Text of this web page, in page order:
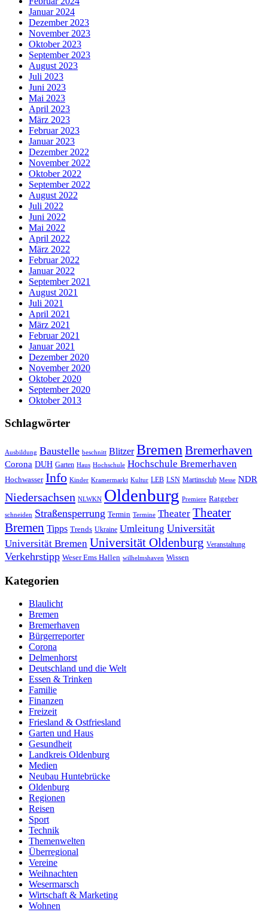
Januar 2024
Dezember 2023
November 2023
Oktober 2023
September 2023
August 2023
Juli 2023
Juni 2023
Mai 2023
April 2023
März 2023
Februar 2023
Januar 2023
Dezember 2022
November 2022
Oktober 2022
September 2022
August 2022
Juli 2022
Juni 2022
Mai 2022
April 2022
März 2022
Februar 2022
Januar 2022
September 2021
August 2021
Juli 2021
April 2021
März 2021
Februar 2021
Januar 2021
Dezember 2020
November 2020
Oktober 2020
September 2020
Oktober 2013
Schlagwörter
Ausbildung Baustelle beschnitt Blitzer Bremen Bremerhaven
Corona DUH Garten Haus Hochschule Hochschule Bremerhaven
Hochwasser Info Kinder Kramermarkt Kultur LEB LSN Martinsclub Messe NDR
Niedersachsen NLWKN Oldenburg Premiere Ratgeber
schneiden Straßensperrung Termin Termine Theater Theater
Bremen Tipps Trends Ukraine Umleitung Universität
Universität Bremen Universität Oldenburg Veranstaltung
Verkehrstipp Weser Ems Hallen wilhelmshaven Wissen
Kategorien
Blaulicht
Bremen
Bremerhaven
Bürgerreporter
Corona
Delmenhorst
Deutschland und die Welt
Essen & Trinken
Familie
Finanzen
Freizeit
Friesland & Ostfriesland
Garten und Haus
Gesundheit
Landkreis Oldenburg
Medien
Neubau Huntebrücke
Oldenburg
Regionen
Reisen
Sport
Technik
Themenwelten
Überregional
Vereine
Weihnachten
Wesermarsch
Wirtschaft & Marketing
Wohnen